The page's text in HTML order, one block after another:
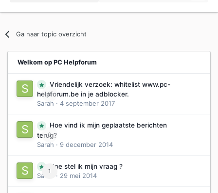
Ga naar topic overzicht
Welkom op PC Helpforum
0
Vriendelijk verzoek: whitelist www.pc-
helpforum.be in je adblocker.
Sarah · 4 september 2017
0
Hoe vind ik mijn geplaatste berichten
terug?
Sarah · 9 december 2014
1
Hoe stel ik mijn vraag ?
Sarah
· 29 mei 2014